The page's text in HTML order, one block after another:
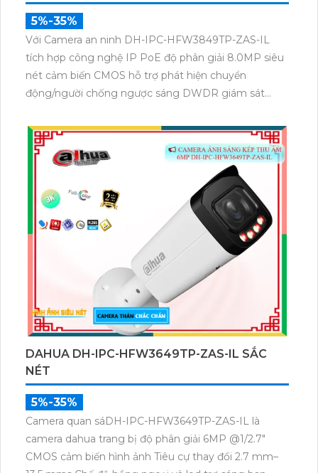
5%-35%
Với Camera an ninh DH-IPC-HFW3849TP-ZAS-IL
tích hợp công nghệ IP PoE độ phân giải 8.0MP siêu
nét cảm biến CMOS hỗ trợ phát hiện chuyển
động/người chống ngược sáng DWDR giám sát
DAHUA DH-IPC-HFW3649TP-ZAS-IL SẮC
NÉT
5%-35%
Camera quan sáDH-IPC-HFW3649TP-ZAS-IL là
camera dahua trang bị độ phân giải 6MP @1/2.7"
CMOS cảm biến hình ảnh Tiêu cự thay đổi 2.7 mm–